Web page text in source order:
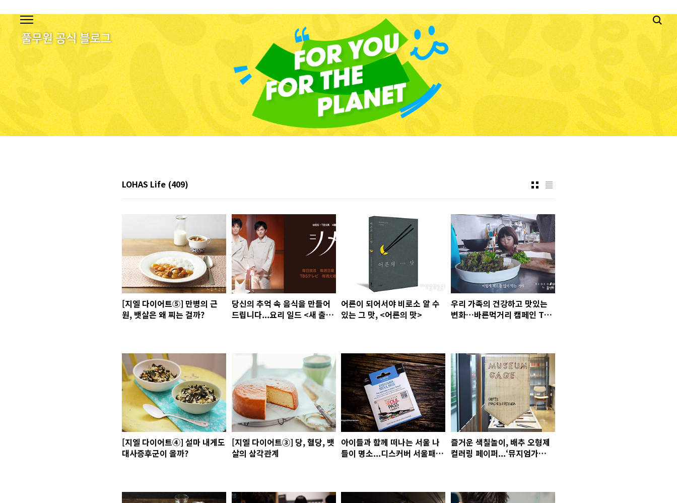
LOHAS Life (409)
[지엘 다이어트⑤] 만병의 근
원, 뱃살은 왜 찌는 걸까?
당신의 추억 속 음식을 만들어
드립니다...요리 일드 <새 출발
어른이 되어서야 비로소 알 수
있는 그 맛, <어른의 맛>
우리 가족의 건강하고 맛있는
변화…바른먹거리 캠페인 TV
[지엘 다이어트④] 설마 내게도
대사증후군이 올까?
[지엘 다이어트③] 당, 혈당, 뱃
살의 삼각관계
아이들과 함께 떠나는 서울 나
들이 명소...디스커버 서울패스
즐거운 색칠놀이, 배추 오형제
컬러링 페이퍼...‘뮤지엄가